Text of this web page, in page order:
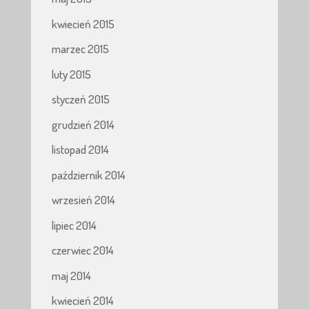
kwiecień 2015
marzec 2015
luty 2015
styczeń 2015
grudzień 2014
listopad 2014
październik 2014
wrzesień 2014
lipiec 2014
czerwiec 2014
maj 2014
kwiecień 2014